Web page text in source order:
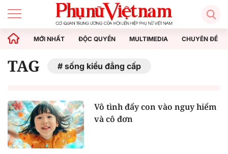
MỚI NHẤT ĐỘC QUYỀN MULTIMEDIA CHUYÊN ĐỀ
TAG sống kiểu đẳng cấp
Vô tình đẩy con vào nguy hiểm
và cô đơn